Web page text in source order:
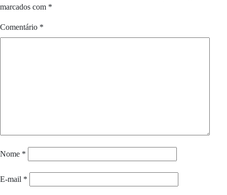
marcados com *
Comentário *
Nome *
E-mail *